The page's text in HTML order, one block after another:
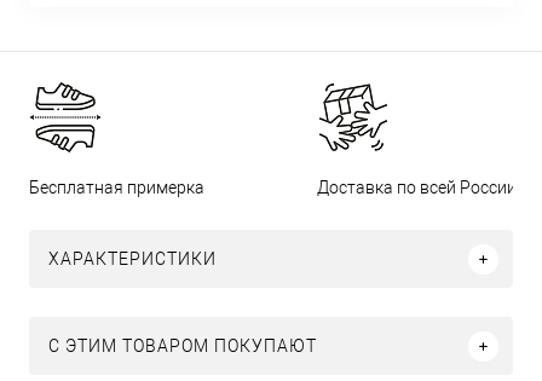
Бесплатная примерка Доставка по всей России
ХАРАКТЕРИСТИКИ
С ЭТИМ ТОВАРОМ ПОКУПАЮТ